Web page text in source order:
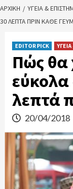
ΑΡΧΙΚΉ ΥΓΕΙΑ &
30 ΛΕΠΤΆ ΠΡΙΝ ΚΆΘΕ
EDITOR PICK
Πώς θα
εύκολα
λεπτά
20/04/2018